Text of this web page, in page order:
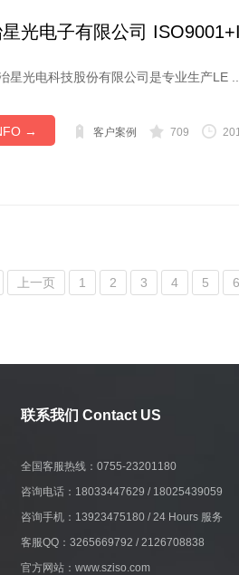
光电子有限公司
光电科技股份有限公司是专业生产LE ...
→ 客户案例 709
上一页 1 2 3 4 5 6
联系我们 Contact US
全国客服热线：0755-23201180
咨询电话：18033447629 / 18025439059
咨询手机：13923475180 / 24 Hours 服务
客服QQ：3265669792 / 2126708838
官方网站：www.sziso.com